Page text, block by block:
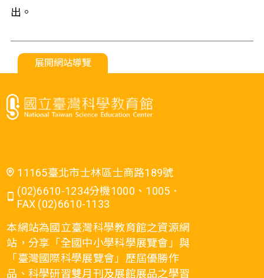
出。
展開網站導覽
11165臺北市士林區士商路189號
(02)6610-1234分機1000、1005．
FAX (02)6610-1133
本網站為國立臺灣科學教育館之資源網
站，分享「全國中小學科學展覽會」與
「臺灣國際科學展覽會」歷屆優勝作
品、科學研習雙月刊及展館展品之學習